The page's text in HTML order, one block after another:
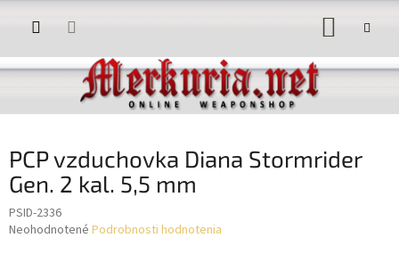
Prejsť
PCP vzduchovka Diana Stormrider
Gen. 2 kal. 5,5 mm
PSID-2336
Priemerné
Neohodnotené Podrobnosti hodnotenia